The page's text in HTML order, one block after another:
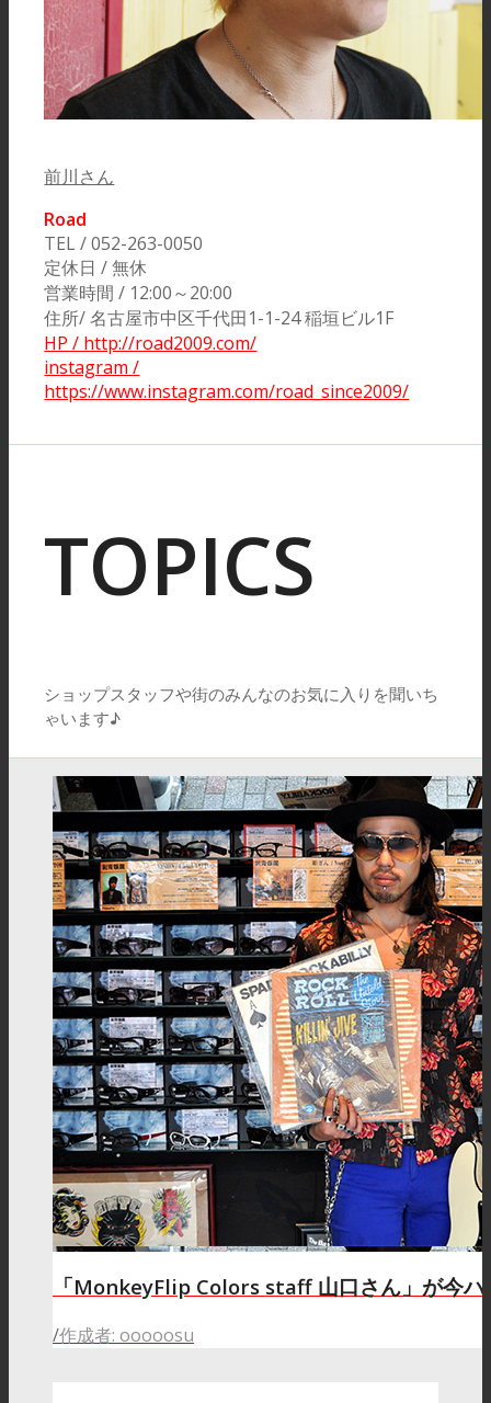
前川さん
Road
TEL / 052-263-0050
定休日 / 無休
営業時間 / 12:00～20:00
住所/ 名古屋市中区千代田1-1-24 稲垣ビル1F
HP / http://road2009.com/
instagram /
https://www.instagram.com/road_since2009/
TOPICS
ショップスタッフや街のみんなのお気に入りを聞いち
ゃいます♪
「MonkeyFlip Colors staff 山口さん」が今
/作成者: ooooosu